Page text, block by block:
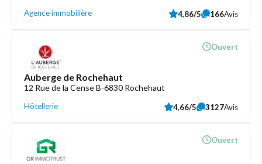
Agence immobilière 4,86/5 166Avis
Auberge de Rochehaut
12 Rue de la Cense B-6830 Rochehaut
Hôtellerie
Ouvert
4,66/5 3127Avis
Ouvert